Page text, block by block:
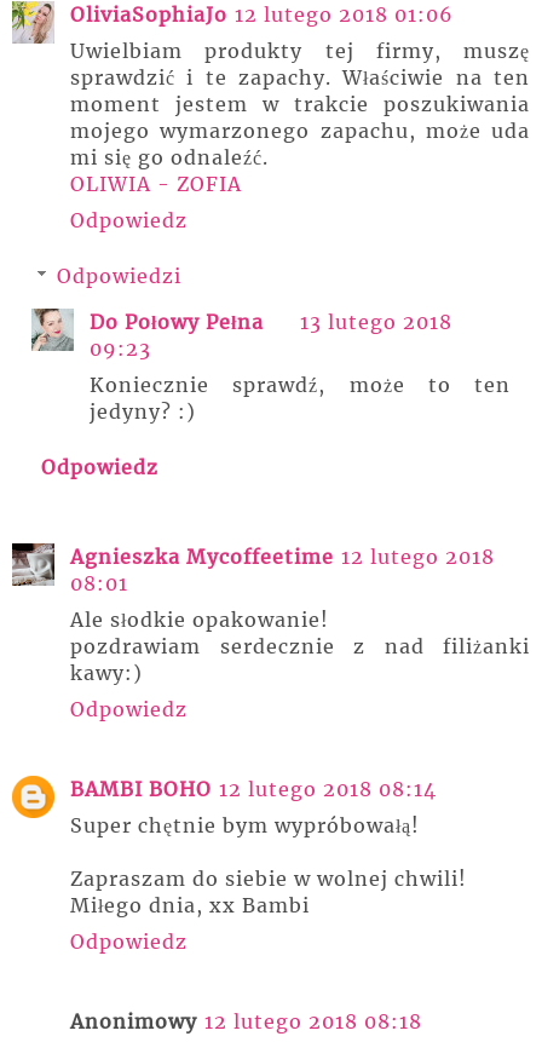
OliviaSophiaJo 12 lutego 2018 01:06
Uwielbiam produkty tej firmy, muszę
sprawdzić i te zapachy. Właściwie na ten
moment jestem w trakcie poszukiwania
mojego wymarzonego zapachu, może uda
mi się go odnaleźć.
OLIWIA - ZOFIA
Odpowiedz
Odpowiedzi
Do Połowy Pełna
13 lutego 2018
09:23
Koniecznie sprawdź, może to ten
jedyny? :)
Odpowiedz
Agnieszka Mycoffeetime 12 lutego 2018
08:01
Ale słodkie opakowanie!
pozdrawiam serdecznie z nad filiżanki
kawy:)
Odpowiedz
BAMBI BOHO 12 lutego 2018 08:14
Super chętnie bym wypróbowałą!
Zapraszam do siebie w wolnej chwili!
Miłego dnia, xx Bambi
Odpowiedz
Anonimowy 12 lutego 2018 08:18